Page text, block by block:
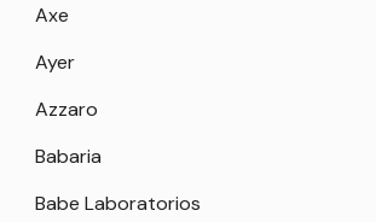
Axe
Ayer
Azzaro
Babaria
Babe Laboratorios